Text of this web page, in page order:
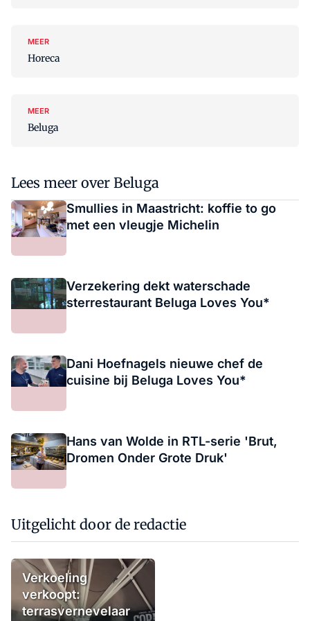
MEER
Horeca
MEER
Beluga
Lees meer over Beluga
Smullies in Maastricht: koffie to go
met een vleugje Michelin
Verzekering dekt waterschade
sterrestaurant Beluga Loves You*
Dani Hoefnagels nieuwe chef de
cuisine bij Beluga Loves You*
Hans van Wolde in RTL-serie 'Brut,
Dromen Onder Grote Druk'
Uitgelicht door de redactie
Verkoeling
verkoopt:
terrasvernevelaar